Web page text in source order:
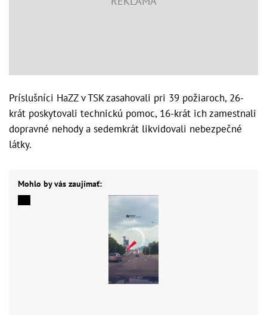
Príslušníci HaZZ v TSK zasahovali pri 39 požiaroch, 26-
krát poskytovali technickú pomoc, 16-krát ich zamestnali
dopravné nehody a sedemkrát likvidovali nebezpečné
látky.
Mohlo by vás zaujímať: